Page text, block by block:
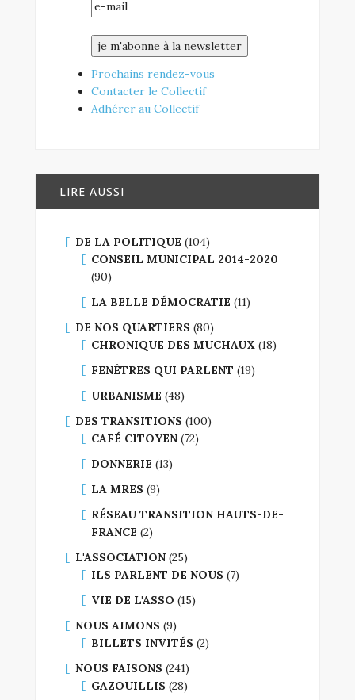
Prochains rendez-vous
Contacter le Collectif
Adhérer au Collectif
LIRE AUSSI
DE LA POLITIQUE (104)
CONSEIL MUNICIPAL 2014-2020
(90)
LA BELLE DÉMOCRATIE (11)
DE NOS QUARTIERS (80)
CHRONIQUE DES MUCHAUX (18)
FENÊTRES QUI PARLENT (19)
URBANISME (48)
DES TRANSITIONS (100)
CAFÉ CITOYEN (72)
DONNERIE (13)
LA MRES (9)
RÉSEAU TRANSITION HAUTS-DE-
FRANCE (2)
L'ASSOCIATION (25)
ILS PARLENT DE NOUS (7)
VIE DE L'ASSO (15)
NOUS AIMONS (9)
BILLETS INVITÉS (2)
NOUS FAISONS (241)
GAZOUILLIS (28)